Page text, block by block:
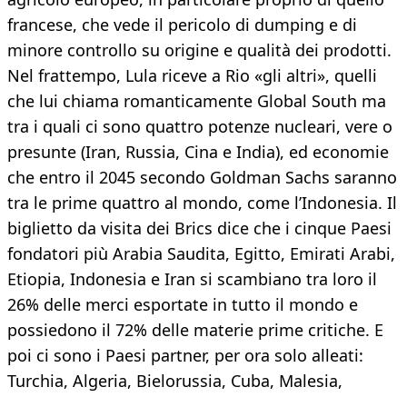
francese, che vede il pericolo di dumping e di
minore controllo su origine e qualità dei prodotti.
Nel frattempo, Lula riceve a Rio «gli altri», quelli
che lui chiama romanticamente Global South ma
tra i quali ci sono quattro potenze nucleari, vere o
presunte (Iran, Russia, Cina e India), ed economie
che entro il 2045 secondo Goldman Sachs saranno
tra le prime quattro al mondo, come l’Indonesia. Il
biglietto da visita dei Brics dice che i cinque Paesi
fondatori più Arabia Saudita, Egitto, Emirati Arabi,
Etiopia, Indonesia e Iran si scambiano tra loro il
26% delle merci esportate in tutto il mondo e
possiedono il 72% delle materie prime critiche. E
poi ci sono i Paesi partner, per ora solo alleati:
Turchia, Algeria, Bielorussia, Cuba, Malesia,